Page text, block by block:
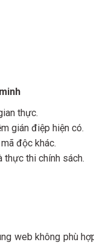
thực.
gián điệp hiện có.
độc khác.
thực thi chính sách.
web không phù